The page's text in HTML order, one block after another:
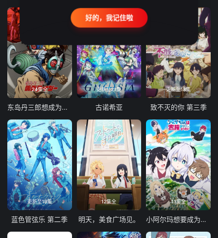
24集全
东岛丹三郎想成为假面骑士
更新至21集
古诺希亚
更新至18集
致不灭的你 第三季
更新至19集
蓝色管弦乐 第二季
12集全
明天，美食广场见。
11集全
小阿尔玛想要成为家人
好的，我记住啦